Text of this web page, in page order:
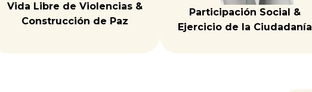
Vida Libre de Violencias &
Construcción de Paz
Participación Social &
Ejercicio de la Ciudadanía